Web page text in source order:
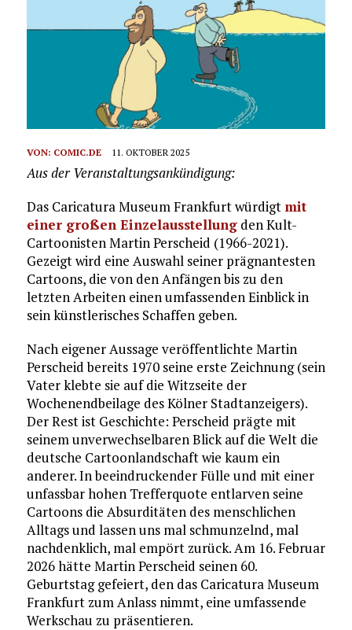
VON: COMIC.DE 11. OKTOBER 2025
Aus der Veranstaltungsankündigung:
Das Caricatura Museum Frankfurt würdigt mit
einer großen Einzelausstellungden Kult-
Cartoonisten Martin Perscheid (1966-2021).
Gezeigt wird eine Auswahl seiner prägnantesten
Cartoons, die von den Anfängen bis zu den
letzten Arbeiten einen umfassenden Einblick in
sein künstlerisches Schaffen geben.
Nach eigener Aussage veröffentlichte Martin
Perscheid bereits 1970 seine erste Zeichnung (sein
Vater klebte sie auf die Witzseite der
Wochenendbeilage des Kölner Stadtanzeigers).
Der Rest ist Geschichte: Perscheid prägte mit
seinem unverwechselbaren Blick auf die Welt die
deutsche Cartoonlandschaft wie kaum ein
anderer. In beeindruckender Fülle und mit einer
unfassbar hohen Trefferquote entlarven seine
Cartoons die Absurditäten des menschlichen
Alltags und lassen uns mal schmunzelnd, mal
nachdenklich, mal empört zurück. Am 16. Februar
2026 hätte Martin Perscheid seinen 60.
Geburtstag gefeiert, den das Caricatura Museum
Frankfurt zum Anlass nimmt, eine umfassende
Werkschau zu präsentieren.